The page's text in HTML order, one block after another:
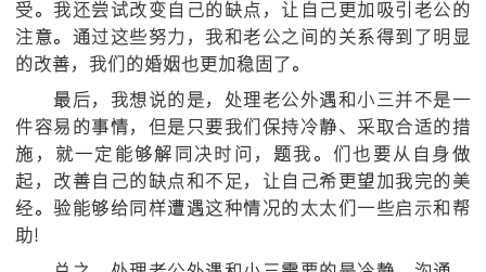
受。我还尝试改变自己的缺点，让自己更加吸引老公的
注意。通过这些努力，我和老公之间的关系得到了明显
的改善，我们的婚姻也更加稳固了。
最后，我想说的是，处理老公外遇和小三并不是一
件容易的事情，但是只要我们保持冷静、采取合适的措
施，就一定能够解同决时问，题我。们也要从自身做
起，改善自己的缺点和不足，让自己希更望加我完的美
经。验能够给同样遭遇这种情况的太太们一些启示和帮
助!